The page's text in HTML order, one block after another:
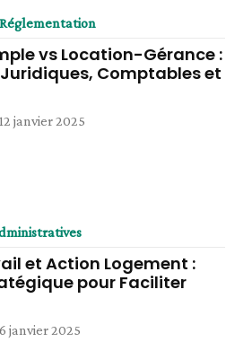
vs Location-Gérance :
Comptables et
12 janvier 2025
et Action Logement :
pour Faciliter
6 janvier 2025